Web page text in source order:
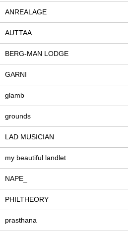
ANREALAGE
AUTTAA
BERG-MAN LODGE
GARNI
glamb
grounds
LAD MUSICIAN
my beautiful landlet
NAPE_
PHILTHEORY
prasthana